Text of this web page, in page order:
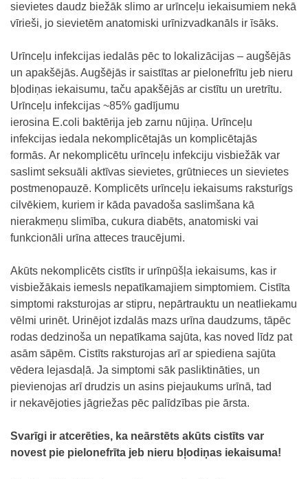
sievietes daudz biežāk slimo ar urīnceļu iekaisumiem nekā
vīrieši, jo sievietēm anatomiski urīnizvadkanāls ir īsāks.
Urīnceļu infekcijas iedalās pēc to lokalizācijas – augšējās
un apakšējās. Augšējās ir saistītas ar pielonefrītu jeb nieru
bļodiņas iekaisumu, taču apakšējās ar cistītu un uretrītu.
Urīnceļu infekcijas ~85% gadījumu
ierosina E.coli baktērija jeb zarnu nūjiņa. Urīnceļu
infekcijas iedala nekomplicētajās un komplicētajās
formās. Ar nekomplicētu urīnceļu infekciju visbiežāk var
saslimt seksuāli aktīvas sievietes, grūtnieces un sievietes
postmenopauzē. Komplicēts urīnceļu iekaisums raksturīgs
cilvēkiem, kuriem ir kāda pavadoša saslimšana kā
nierakmeņu slimība, cukura diabēts, anatomiski vai
funkcionāli urīna atteces traucējumi.
Akūts nekomplicēts cistīts ir urīnpūšļa iekaisums, kas ir
visbiežākais iemesls nepatīkamajiem simptomiem. Cistīta
simptomi raksturojas ar stipru, nepārtrauktu un neatliekamu
vēlmi urinēt. Urinējot izdalās mazs urīna daudzums, tāpēc
rodas dedzinoša un nepatīkama sajūta, kas noved līdz pat
asām sāpēm. Cistīts raksturojas arī ar spiediena sajūta
vēdera lejasdaļā. Ja simptomi sāk pasliktināties, un
pievienojas arī drudzis un asins piejaukums urīnā, tad
ir nekavējoties jāgriežas pēc palīdzības pie ārsta.
Svarīgi ir atcerēties, ka neārstēts akūts cistīts var
novest pie pielonefrīta jeb nieru bļodiņas iekaisuma!